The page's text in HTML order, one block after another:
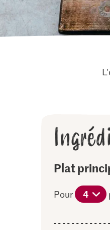
Plat
Pour 4